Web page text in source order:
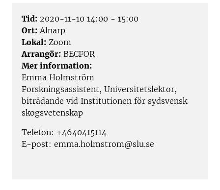
Tid: 2020-11-10 14:00 - 15:00
Ort: Alnarp
Lokal: Zoom
Arrangör: BECFOR
Mer information:
Emma Holmström
Forskningsassistent, Universitetslektor,
biträdande vid Institutionen för sydsvensk
skogsvetenskap
Telefon: +4640415114
E-post: emma.holmstrom@slu.se